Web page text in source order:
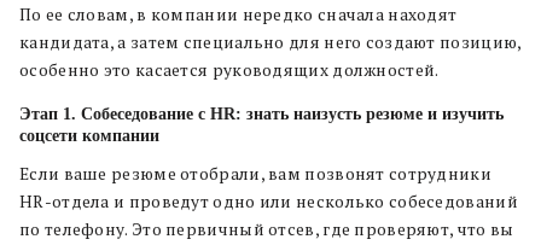
По ее словам, в компании нередко сначала находят
кандидата, а затем специально для него создают позицию,
особенно это касается руководящих должностей.
Этап 1. Собеседование с HR: знать наизусть резюме и изучить
соцсети компании
Если ваше резюме отобрали, вам позвонят сотрудники
HR-отдела и проведут одно или несколько собеседований
по телефону. Это первичный отсев, где проверяют, что вы